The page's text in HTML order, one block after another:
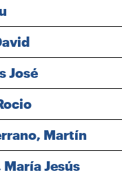
José
Martín
Jesús